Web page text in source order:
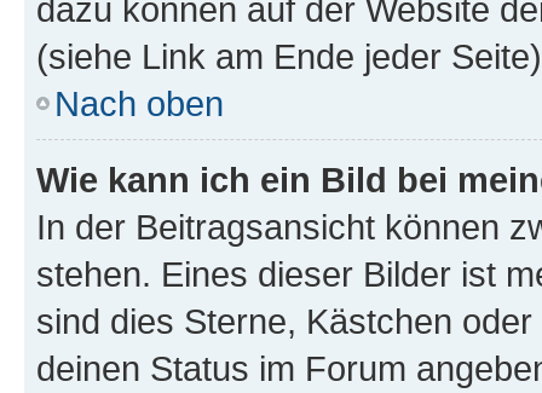
dazu können auf der Website
(siehe Link am Ende jeder
Nach oben
Wie kann ich ein Bild bei
In der Beitragsansicht können
stehen. Eines dieser Bilder ist
sind dies Sterne, Kästchen
deinen Status im Forum